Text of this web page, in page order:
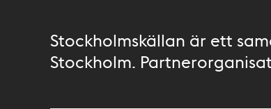
Stockholmskällan är ett
Stockholm.